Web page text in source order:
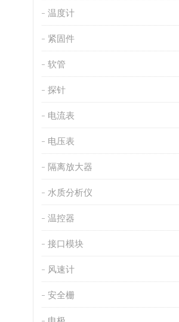
温度计
紧固件
软管
探针
电流表
电压表
隔离放大器
水质分析仪
温控器
接口模块
风速计
安全栅